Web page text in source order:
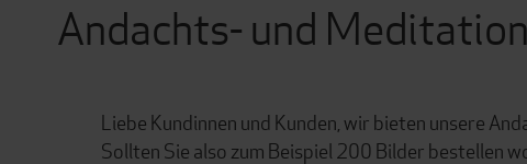
Andachts- und
Liebe Kundinnen und Kunden, wir bieten unsere
Sollten Sie also zum Beispiel 200 Bilder bestellen